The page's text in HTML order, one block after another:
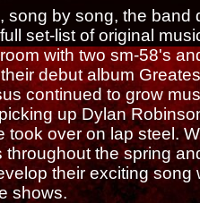
song by song, the band
set-list of original
with two sm-58's
debut album
continued to grow
up Dylan
took over on lap steel.
throughout the spring
their exciting song
shows.